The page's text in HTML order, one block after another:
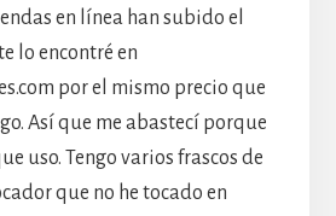
en línea han subido el
lo encontré en
por el mismo precio que
Así que me abastecí porque
uso. Tengo varios frascos de
que no he tocado en